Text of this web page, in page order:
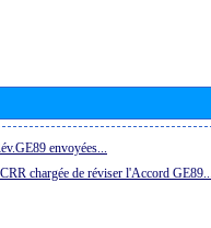
envoyées...
chargée de réviser l'Accord